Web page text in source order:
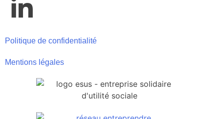
Politique de confidentialité
Mentions légales